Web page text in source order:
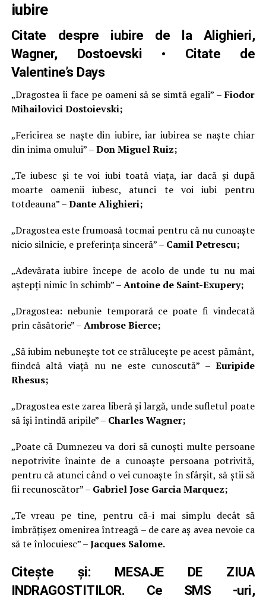
iubire
Citate despre iubire de la Alighieri,
Wagner, Dostoevski • Citate de
Valentine’s Days
„Dragostea îi face pe oameni să se simtă egali” –Fiodor
Mihailovici Dostoievski;
„Fericirea se naște din iubire, iar iubirea se naște chiar
din inima omului” –Don Miguel Ruiz;
„Te iubesc și te voi iubi toată viața, iar dacă și după
moarte oamenii iubesc, atunci te voi iubi pentru
totdeauna” –Dante Alighieri;
„Dragostea este frumoasă tocmai pentru că nu cunoaște
nicio silnicie, e preferința sinceră” – Camil Petrescu;
„Adevărata iubire începe de acolo de unde tu nu mai
aștepți nimic în schimb” –Antoine de Saint-Exupery;
„Dragostea: nebunie temporară ce poate fi vindecată
prin căsătorie” –Ambrose Bierce;
„Să iubim nebunește tot ce strălucește pe acest pământ,
fiindcă altă viață nu ne este cunoscută” –Euripide
Rhesus;
„Dragostea este zarea liberă și largă, unde sufletul poate
să își întindă aripile” – Charles Wagner;
„Poate că Dumnezeu va dori să cunoști multe persoane
nepotrivite înainte de a cunoaște persoana potrivită,
pentru că atunci când o vei cunoaște în sfârșit, să știi să
fii recunoscător” – Gabriel Jose Garcia Marquez;
„Te vreau pe tine, pentru că-i mai simplu decât să
îmbrățișez omenirea întreagă – de care aș avea nevoie ca
să te înlocuiesc” –Jacques Salome.
Citește și: MESAJE DE ZIUA
INDRAGOSTITILOR. Ce SMS -uri,